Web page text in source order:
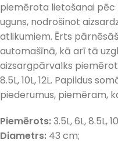
piemērota lietošanai
uguns, nodrošinot
atlikumiem. Ērts
automašīnā, kā arī tā
aizsargpārvalks
8.5L, 10L, 12L. Papildus
piederumus, piemēram,
Piemērots:3.5L, 6L, 8.5L,
Diametrs: 43 cm;